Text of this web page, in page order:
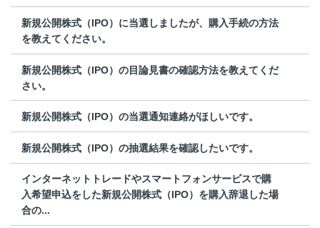
新規公開株式（IPO）に当選しましたが、購入手続の方法
を教えてください。
新規公開株式（IPO）の目論見書の確認方法を教えてくだ
さい。
新規公開株式（IPO）の当選通知連絡がほしいです。
新規公開株式（IPO）の抽選結果を確認したいです。
インターネットトレードやスマートフォンサービスで購
入希望申込をした新規公開株式（IPO）を購入辞退した場
合の...